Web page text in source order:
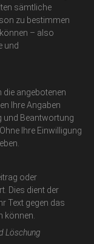
sämtliche
zu bestimmen
– also
und
die angebotenen
Ihre Angaben
und Beantwortung
Ihre Einwilligung
oder
Dies dient der
Text gegen das
können.
Löschung